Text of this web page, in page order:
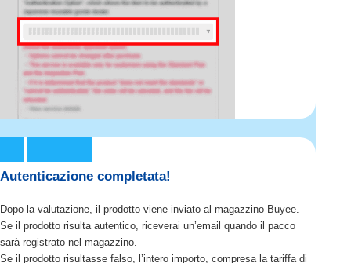
Autenticazione completata!
Dopo la valutazione, il prodotto viene inviato al magazzino Buyee.
Se il prodotto risulta autentico, riceverai un’email quando il pacco
sarà registrato nel magazzino.
Se il prodotto risultasse falso, l’intero importo, compresa la tariffa di